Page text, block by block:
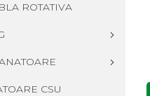
ROTATIVA
CSU